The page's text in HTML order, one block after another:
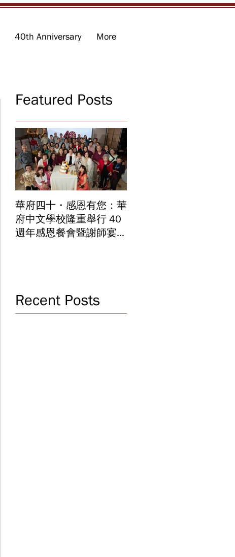
40th Anniversary More
Featured Posts
華府四十・感恩有您：華
府中文學校隆重舉行 40
週年感恩餐會暨謝師宴
Recent Posts